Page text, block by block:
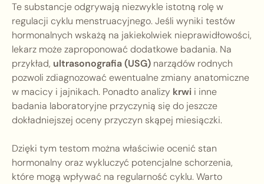
Te substancje odgrywają niezwykle istotną rolę w
regulacji cyklu menstruacyjnego. Jeśli wyniki testów
hormonalnych wskażą na jakiekolwiek nieprawidłowości,
lekarz może zaproponować dodatkowe badania. Na
przykład, ultrasonografia (USG) narządów rodnych
pozwoli zdiagnozować ewentualne zmiany anatomiczne
w macicy i jajnikach. Ponadto analizy krwi i inne
badania laboratoryjne przyczynią się do jeszcze
dokładniejszej oceny przyczyn skąpej miesiączki.
Dzięki tym testom można właściwie ocenić stan
hormonalny oraz wykluczyć potencjalne schorzenia,
które mogą wpływać na regularność cyklu. Warto